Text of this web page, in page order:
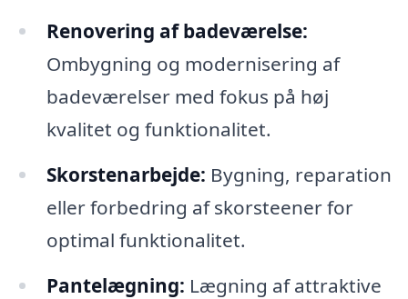
Renovering af badeværelse:
Ombygning og modernisering af
badeværelser med fokus på høj
kvalitet og funktionalitet.
Skorstenarbejde: Bygning, reparation
eller forbedring af skorsteener for
optimal funktionalitet.
Pantelægning: Lægning af attraktive